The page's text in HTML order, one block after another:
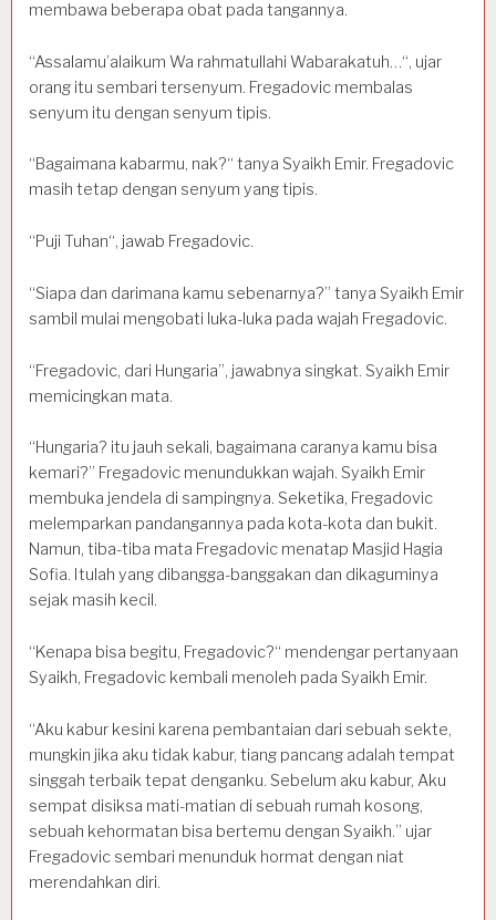
membawa beberapa obat pada tangannya.
“Assalamu’alaikum Wa rahmatullahi Wabarakatuh…“, ujar
orang itu sembari tersenyum. Fregadovic membalas
senyum itu dengan senyum tipis.
“Bagaimana kabarmu, nak?“ tanya Syaikh Emir. Fregadovic
masih tetap dengan senyum yang tipis.
“Puji Tuhan“, jawab Fregadovic.
“Siapa dan darimana kamu sebenarnya?” tanya Syaikh Emir
sambil mulai mengobati luka-luka pada wajah Fregadovic.
“Fregadovic, dari Hungaria”, jawabnya singkat. Syaikh Emir
memicingkan mata.
“Hungaria? itu jauh sekali, bagaimana caranya kamu bisa
kemari?” Fregadovic menundukkan wajah. Syaikh Emir
membuka jendela di sampingnya. Seketika, Fregadovic
melemparkan pandangannya pada kota-kota dan bukit.
Namun, tiba-tiba mata Fregadovic menatap Masjid Hagia
Sofia. Itulah yang dibangga-banggakan dan dikaguminya
sejak masih kecil.
“Kenapa bisa begitu, Fregadovic?“ mendengar pertanyaan
Syaikh, Fregadovic kembali menoleh pada Syaikh Emir.
“Aku kabur kesini karena pembantaian dari sebuah sekte,
mungkin jika aku tidak kabur, tiang pancang adalah tempat
singgah terbaik tepat denganku. Sebelum aku kabur, Aku
sempat disiksa mati-matian di sebuah rumah kosong,
sebuah kehormatan bisa bertemu dengan Syaikh.” ujar
Fregadovic sembari menunduk hormat dengan niat
merendahkan diri.